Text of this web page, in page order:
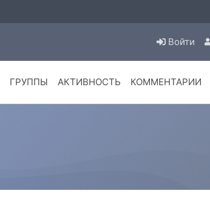
Войти
ГРУППЫ АКТИВНОСТЬ КОММЕНТАРИИ